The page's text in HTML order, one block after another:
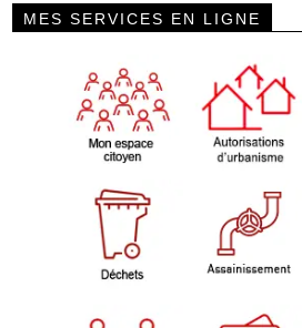
MES SERVICES EN LIGNE